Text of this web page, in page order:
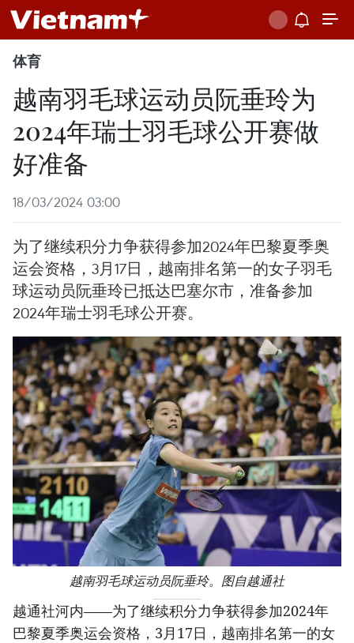
体育
越南羽毛球运动员阮垂玲为
2024年瑞士羽毛球公开赛做
好准备
18/03/2024 03:00
为了继续积分力争获得参加2024年巴黎夏季奥
运会资格，3月17日，越南排名第一的女子羽毛
球运动员阮垂玲已抵达巴塞尔市，准备参加
2024年瑞士羽毛球公开赛。
越南羽毛球运动员阮垂玲。图自越通社
越通社河内——为了继续积分力争获得参加2024年
巴黎夏季奥运会资格，3月17日，越南排名第一的女